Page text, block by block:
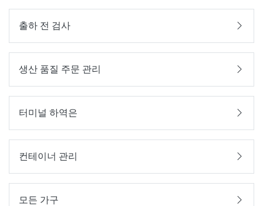
출하 전 검사
생산 품질 주문 관리
터미널 하역은
컨테이너 관리
모든 가구